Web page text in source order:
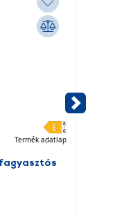
Termék adatlap